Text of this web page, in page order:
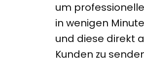
um
in wenigen
und diese direkt
Kunden zu